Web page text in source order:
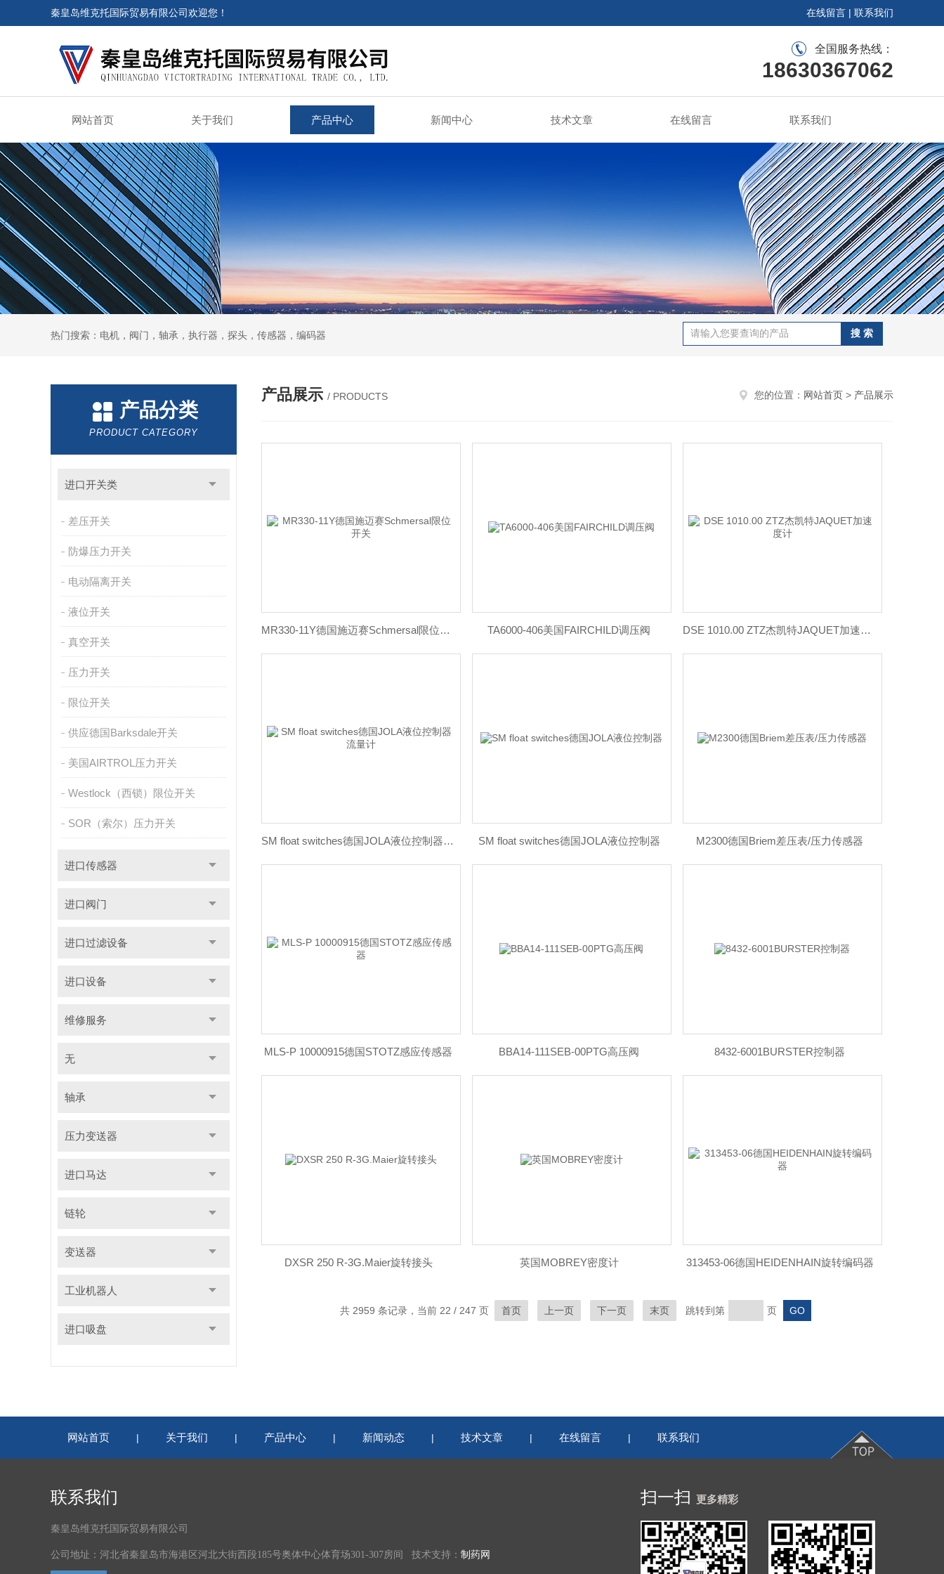
秦皇岛维克托国际贸易有限公司欢迎您！ 在线留言 | 联系我们
全国服务热线：
18630367062
网站首页 关于我们 产品中心 新闻中心 技术文章 在线留言 联系我们
热门搜索：电机，阀门，轴承，执行器，探头，传感器，编码器
产品分类
PRODUCT CATEGORY
进口开关类
差压开关
防爆压力开关
电动隔离开关
液位开关
真空开关
压力开关
限位开关
供应德国Barksdale开关
美国AIRTROL压力开关
Westlock（西锁）限位开关
SOR（索尔）压力开关
进口传感器
进口阀门
进口过滤设备
进口设备
维修服务
无
轴承
压力变送器
进口马达
链轮
变送器
工业机器人
进口吸盘
产品展示 / PRODUCTS 您的位置： 网站首页 > 产品展示
MR330-11Y德国施迈赛Schmersal限位开关 TA6000-406美国FAIRCHILD调压阀 DSE 1010.00 ZTZ杰凯特JAQUET加速度计
SM float switches德国JOLA液位控制器流量计 SM float switches德国JOLA液位控制器 M2300德国Briem差压表/压力传感器
MLS-P 10000915德国STOTZ感应传感器 BBA14-111SEB-00PTG高压阀 8432-6001BURSTER控制器
DXSR 250 R-3G.Maier旋转接头 英国MOBREY密度计 313453-06德国HEIDENHAIN旋转编码器
共 2959 条记录，当前 22 / 247 页 首页 上一页 下一页 末页 跳转到第 页
网站首页 | 关于我们 | 产品中心 | 新闻动态 | 技术文章 | 在线留言 | 联系我们
联系我们
秦皇岛维克托国际贸易有限公司
公司地址：河北省秦皇岛市海港区河北大街西段185号奥体中心体育场301-307房间 技术支持： 制药网
扫一扫 更多精彩